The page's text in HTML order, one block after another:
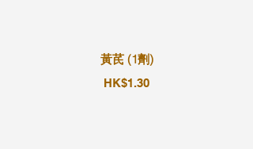
黃芪 (1劑)
HK$1.30